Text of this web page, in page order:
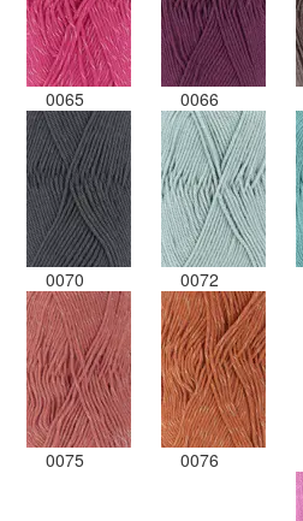
0065 0066
0070 0072
0075 0076